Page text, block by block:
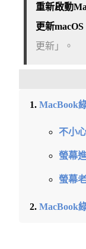
重新啟動
更新macOS
更新」。
MacBook
不小
螢幕
螢幕
MacBook